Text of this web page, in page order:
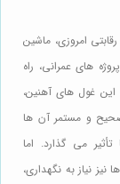
امروزی، ماشین
های عمرانی، راه
غول های آهنین،
و مستمر آن ها
می گذارد. اما
نیاز به نگهداری،